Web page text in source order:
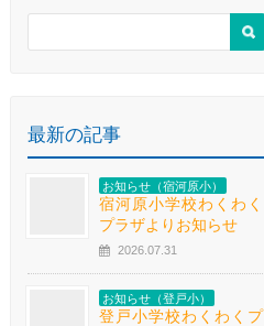
最新の記事
お知らせ（宿河原小）
宿河原小学校わくわく
プラザよりお知らせ
2026.07.31
お知らせ（登戸小）
登戸小学校わくわくプ